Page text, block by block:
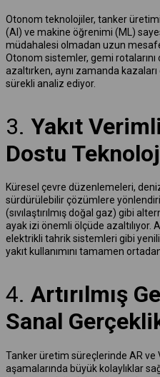
Otonom teknolojiler, tanker
(AI) ve makine öğrenimi (ML)
müdahalesi olmadan uzun
Otonom sistemler, gemi
azaltırken, aynı zamanda
sürekli analiz ediyor.
3. Yakıt
Dostu
Küresel çevre düzenlemeleri,
sürdürülebilir çözümlere
(sıvılaştırılmış doğal gaz) gibi
ayak izi önemli ölçüde azaltılıyor.
elektrikli tahrik sistemleri gibi
yakıt kullanımını tamamen
4. Artırılmış
Sanal
Tanker üretim süreçlerinde AR ve
aşamalarında büyük kolaylıklar